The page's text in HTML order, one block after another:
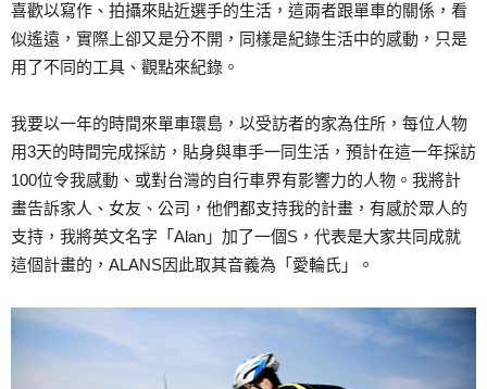
喜歡以寫作、拍攝來貼近選手的生活，這兩者跟單車的關係，看
似遙遠，實際上卻又是分不開，同樣是紀錄生活中的感動，只是
用了不同的工具、觀點來紀錄。
我要以一年的時間來單車環島，以受訪者的家為住所，每位人物
用3天的時間完成採訪，貼身與車手一同生活，預計在這一年採訪
100位令我感動、或對台灣的自行車界有影響力的人物。我將計
畫告訴家人、女友、公司，他們都支持我的計畫，有感於眾人的
支持，我將英文名字「Alan」加了一個S，代表是大家共同成就
這個計畫的，ALANS因此取其音義為「愛輪氏」。